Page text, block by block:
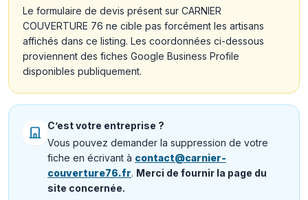
Le formulaire de devis présent sur CARNIER
COUVERTURE 76 ne cible pas forcément les artisans
affichés dans ce listing. Les coordonnées ci-dessous
proviennent des fiches Google Business Profile
disponibles publiquement.
C’est votre entreprise ?
Vous pouvez demander la suppression de votre
fiche en écrivant à contact@carnier-
couverture76.fr. Merci de fournir la page du
site concernée.